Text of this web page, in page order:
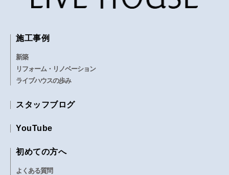
施工事例
新築
リフォーム・リノベーション
ライブハウスの歩み
スタッフブログ
YouTube
初めての方へ
よくある質問